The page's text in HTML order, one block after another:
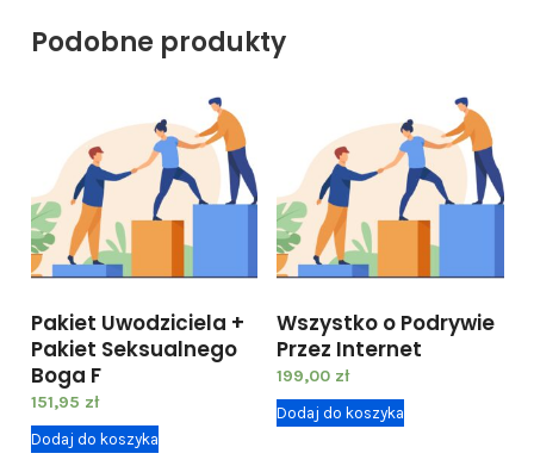
Podobne produkty
Pakiet Uwodziciela +
Pakiet Seksualnego
Boga F
151,95 zł
Dodaj do koszyka
Wszystko o Podrywie
Przez Internet
199,00 zł
Dodaj do koszyka